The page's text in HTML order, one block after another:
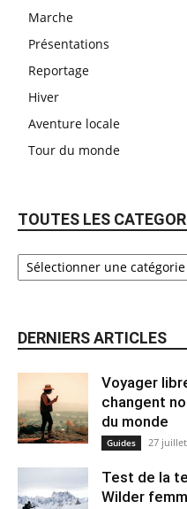
Marche
Présentations
Reportage
Hiver
Aventure locale
Tour du monde
TOUTES LES
DERNIERS ARTICLES
Voyager
changent
du monde
Guides 27
Test de la
Wilder